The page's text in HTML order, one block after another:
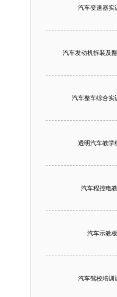
汽车变速器实
汽车发动机拆装及
汽车整车综合实
透明汽车教学
汽车程控电
汽车示教板
汽车驾校培训